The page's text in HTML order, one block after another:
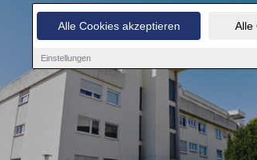
Alle Cookies akzeptieren Alle
Einstellungen